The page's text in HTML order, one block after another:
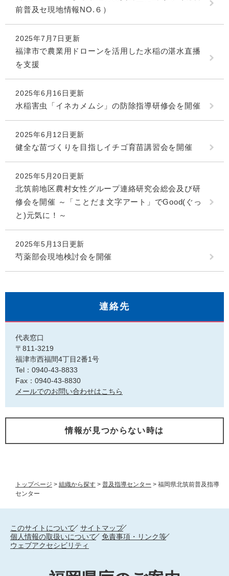
トップページ > 組織から探す > 普及指導センター > 福岡県北筑前普及指導
センター
前普及セ現地情報NO.６）
2025年7月7日更新
福津市で農業用ドローンを活用した水稲の湛水直播
を支援
2025年6月16日更新
水稲害虫「イネカメムシ」の防除指導研修会を開催
2025年6月12日更新
健全な苗づくりを目指しイチゴ育苗講習会を開催
2025年5月20日更新
北筑前地区農村女性グループ連絡研究会総会及び研
修会を開催 ～「ことだま文字アート」でGood(ぐっ
と)元気に！～
2025年5月13日更新
芍薬部会現地検討会を開催
連絡先
代表窓口
〒811-3219
福津市西福間4丁目2番1号
Tel：0940-43-8833
Fax：0940-43-8830
メールでのお問い合わせはこちら
情報が見つからない時は
このサイトについて
サイトマップ
個人情報の取扱いについて
免責事項・リンク等
ウェブアクセシビリティ